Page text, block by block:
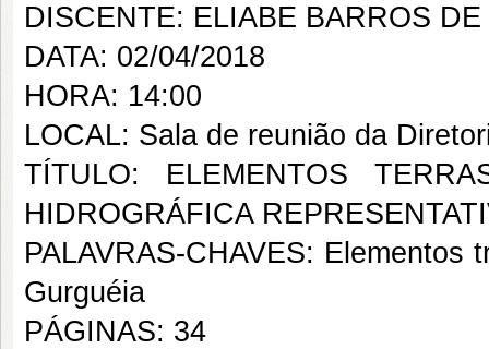
DISCENTE: ELIABE BARROS
DATA: 02/04/2018
HORA: 14:00
LOCAL: Sala de reunião da
TÍTULO: ELEMENTOS
HIDROGRÁFICA
PALAVRAS-CHAVES:
Gurguéia
PÁGINAS: 34